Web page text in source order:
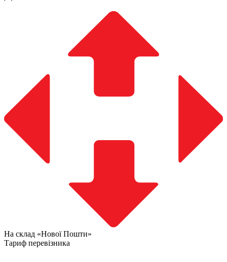
На склад «Нової Пошти»
Тариф перевізника